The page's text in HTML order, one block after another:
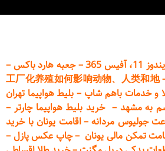
365
–جعبه هارد باکس –
工厂化养殖如何影响动物、人类和地
و خدمات باهم شاپ– بلیط هواپیما تهران
به مشهد –خرید بلیط هواپیما چارتر –
جولیوس مردانه–اقامت یونان با خرید
تمکن مالی یونان –چاپ عکس پازل –